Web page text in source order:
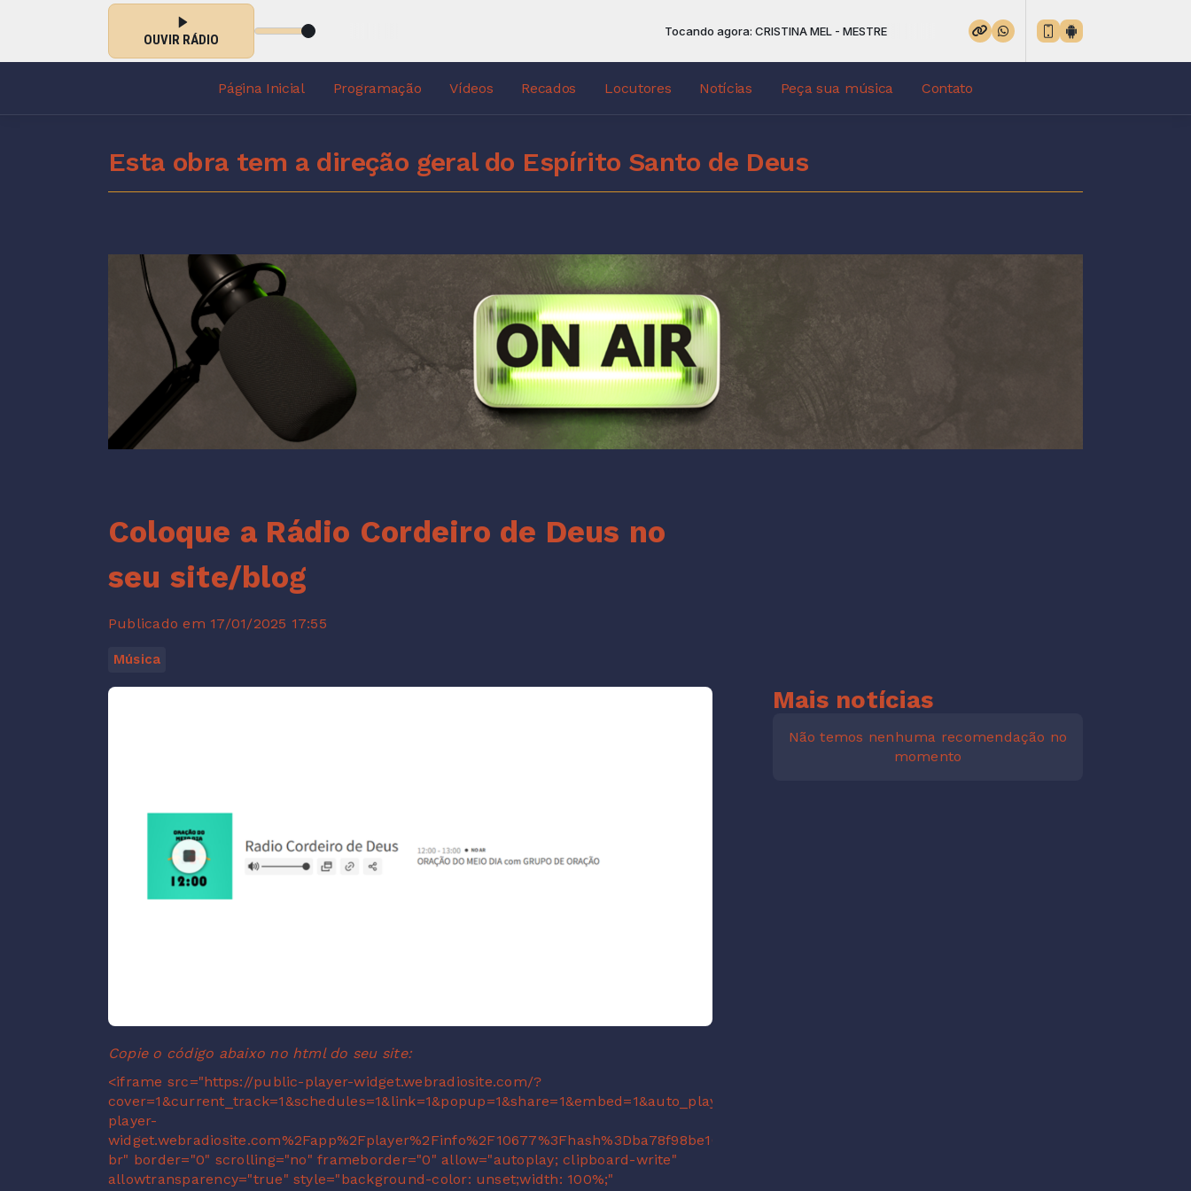
OUVIR RÁDIO
Tocando agora: CRISTINA MEL - MESTRE Tocando agora: CRISTINA MEL - MESTRE
Página Inicial Programação Vídeos Recados Locutores Notícias Peça sua música Contato
Esta obra tem a direção geral do Espírito Santo de Deus
Coloque a Rádio Cordeiro de Deus no
seu site/blog
Publicado em 17/01/2025 17:55
Música
Copie o código abaixo no html do seu site:
<iframe src="https://public-player-widget.webradiosite.com/?
player-
widget.webradiosite.com%2Fapp%2Fplayer%2Finfo%2F10677%3Fhash%3Dba78f98be105e9bb0bcd71b22af1a6f2d0bfa6c6&locale=pt-
br" border="0" scrolling="no" frameborder="0" allow="autoplay; clipboard-write"
allowtransparency="true" style="background-color: unset;width: 100%;"
Mais notícias
Não temos nenhuma recomendação no
momento